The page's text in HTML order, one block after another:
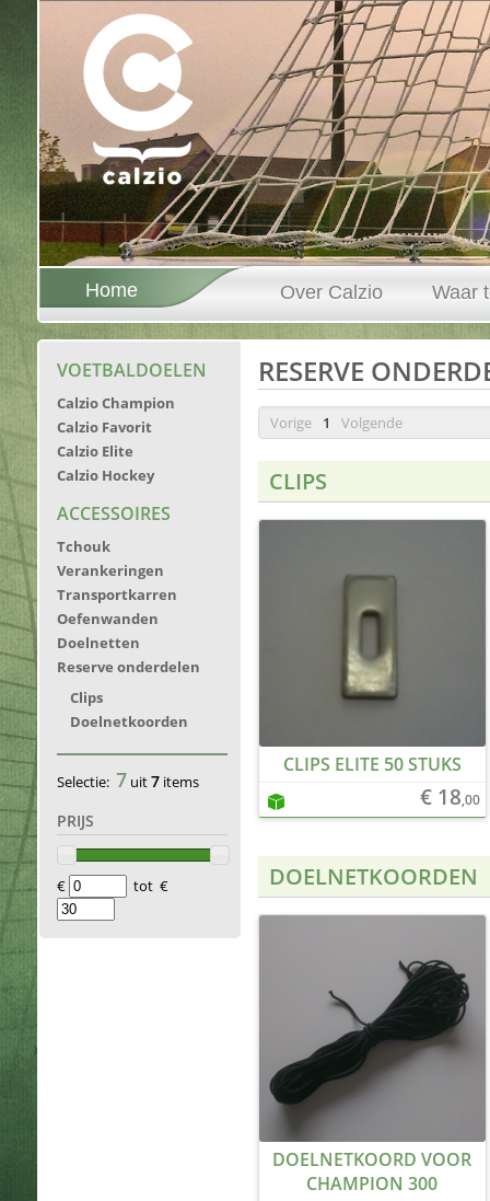
Home Over Calzio Waar
VOETBALDOELEN
Calzio Champion
Calzio Favorit
Calzio Elite
Calzio Hockey
ACCESSOIRES
Tchouk
Verankeringen
Transportkarren
Oefenwanden
Doelnetten
Reserve onderdelen
Clips
Doelnetkoorden
Selectie: 7 uit7 items
PRIJS
€ tot €
RESERVE
Vorige 1 Volgende
CLIPS
CLIPS ELITE 50 STUKS
€ 18,00
DOELNETKOORDEN
DOELNETKOORD VOOR
CHAMPION 300